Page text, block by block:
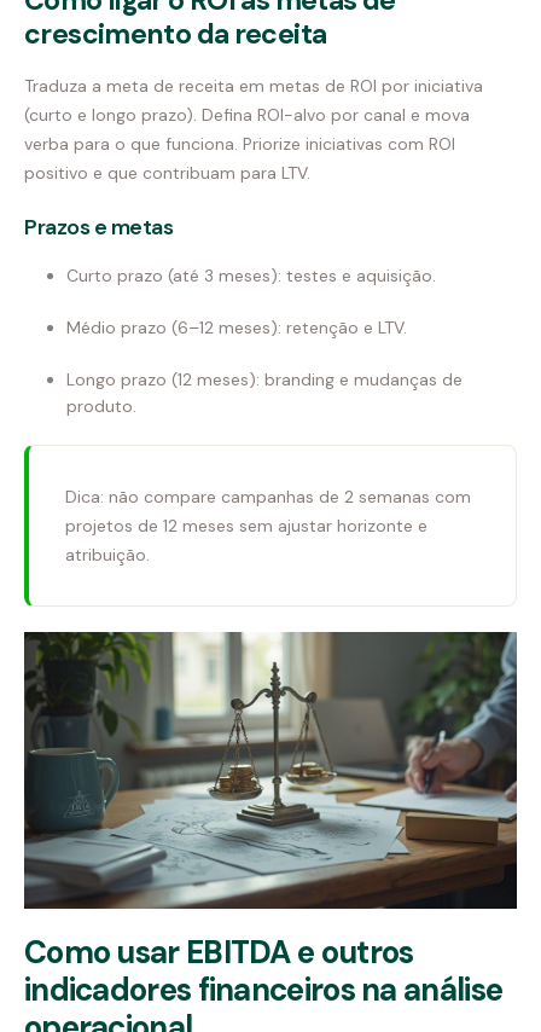
crescimento da receita
Traduza a meta de receita em metas de ROI por iniciativa
(curto e longo prazo). Defina ROI-alvo por canal e mova
verba para o que funciona. Priorize iniciativas com ROI
positivo e que contribuam para LTV.
Prazos e metas
Curto prazo (até 3 meses): testes e aquisição.
Médio prazo (6–12 meses): retenção e LTV.
Longo prazo (12 meses): branding e mudanças de
produto.
Dica: não compare campanhas de 2 semanas com
projetos de 12 meses sem ajustar horizonte e
atribuição.
Como usar EBITDA e outros
indicadores financeiros na análise